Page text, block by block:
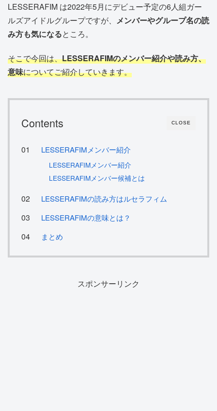
LESSERAFIM は2022年5月にデビュー予定の6人組ガー
ルズアイドルグループですが、 メンバーやグループ名の読
み方も気になるところ。
そこで今回は、LESSERAFIMのメンバー紹介や読み方、
意味についてご紹介していきます。
CLOSE
Contents
LESSERAFIMメンバー紹介
LESSERAFIMメンバー紹介
LESSERAFIMメンバー候補とは
LESSERAFIMの読み方はルセラフィム
LESSERAFIMの意味とは？
まとめ
スポンサーリンク